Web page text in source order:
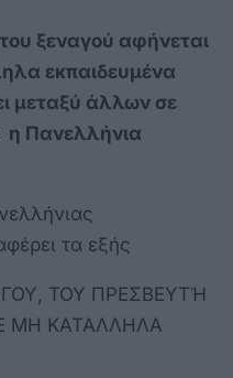
ξεναγού αφήνεται
εκπαιδευμένα
μεταξύ άλλων σε
η Πανελλήνια
τα εξής
ΤΟΥ ΠΡΕΣΒΕΥΤΉ
ΜΗ ΚΑΤΑΛΛΗΛΑ